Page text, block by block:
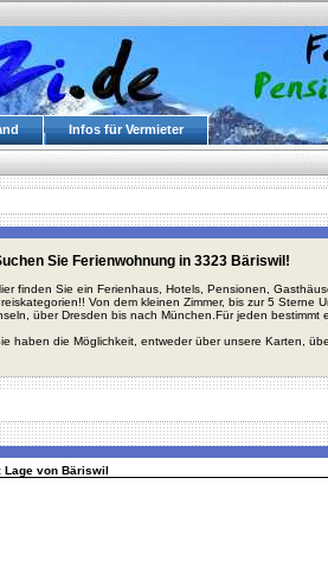
Infos für Vermieter
Sie Ferienwohnung in 3323 Bäriswil!
finden Sie ein Ferienhaus, Hotels, Pensionen,
Von dem kleinen Zimmer, bis zur 5 Sterne
über Dresden bis nach München.Für jeden bestimmt
haben die Möglichkeit, entweder über unsere Karten,
Lage von Bäriswil